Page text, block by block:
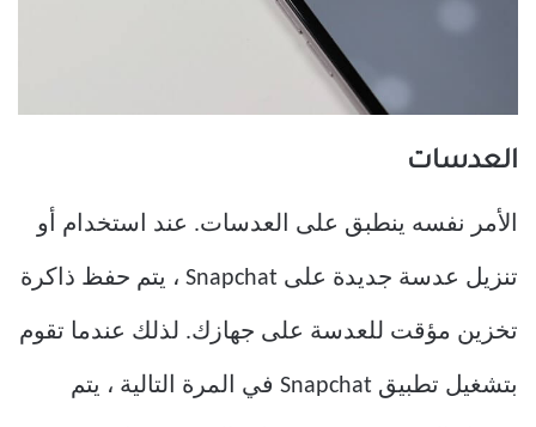
العدسات
الأمر نفسه ينطبق على العدسات. عند استخدام أو
تنزيل عدسة جديدة على Snapchat ، يتم حفظ ذاكرة
تخزين مؤقت للعدسة على جهازك. لذلك عندما تقوم
بتشغيل تطبيق Snapchat في المرة التالية ، يتم